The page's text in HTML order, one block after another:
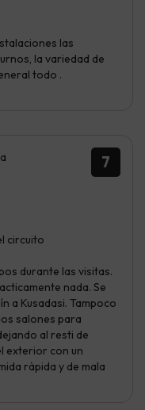
las
la variedad de
todo .
7
circuito
durante las visitas.
nada. Se
a Kusadasi. Tampoco
salones para
al resti de
exterior con un
ràpida y de mala